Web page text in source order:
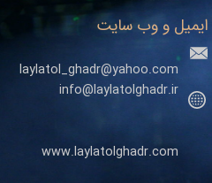
ایمیل و وب سایت
laylatol_ghadr@yahoo.com
info@laylatolghadr.ir
www.laylatolghadr.com